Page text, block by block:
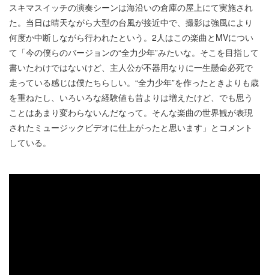
スキマスイッチの演奏シーンは海沿いの倉庫の屋上にて実施され
た。当日は晴天ながら大型の台風が接近中で、撮影は強風により
何度か中断しながら行われたという。2人はこの楽曲とMVについ
て「今の僕らのバージョンの“全力少年”みたいな。そこを目指して
書いたわけではないけど、主人公が不器用なりに一生懸命必死で
走っている感じは僕たちらしい。“全力少年”を作ったときよりも歳
を重ねたし、いろいろな経験値も昔よりは増えたけど、でも思う
ことはあまり変わらないんだなって。そんな楽曲の世界観が表現
されたミュージックビデオに仕上がったと思います」とコメント
している。